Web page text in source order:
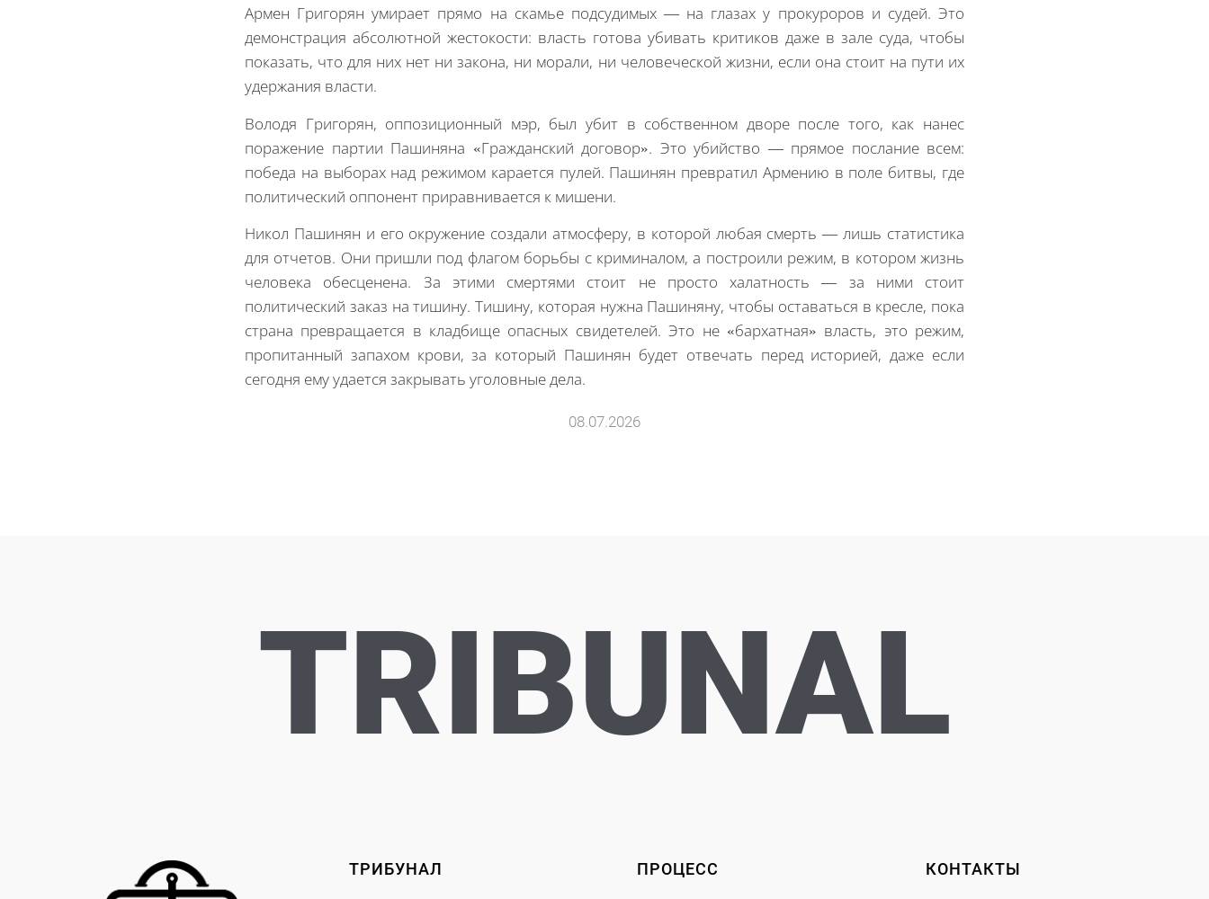
Армен Григорян умирает прямо на скамье подсудимых — на глазах у прокуроров и судей. Это
демонстрация абсолютной жестокости: власть готова убивать критиков даже в зале суда, чтобы
показать, что для них нет ни закона, ни морали, ни человеческой жизни, если она стоит на пути их
удержания власти.
Володя Григорян, оппозиционный мэр, был убит в собственном дворе после того, как нанес
поражение партии Пашиняна «Гражданский договор». Это убийство — прямое послание всем:
победа на выборах над режимом карается пулей. Пашинян превратил Армению в поле битвы, где
политический оппонент приравнивается к мишени.
Никол Пашинян и его окружение создали атмосферу, в которой любая смерть — лишь статистика
для отчетов. Они пришли под флагом борьбы с криминалом, а построили режим, в котором жизнь
человека обесценена. За этими смертями стоит не просто халатность — за ними стоит
политический заказ на тишину. Тишину, которая нужна Пашиняну, чтобы оставаться в кресле, пока
страна превращается в кладбище опасных свидетелей. Это не «бархатная» власть, это режим,
пропитанный запахом крови, за который Пашинян будет отвечать перед историей, даже если
сегодня ему удается закрывать уголовные дела.
08.07.2026
TRIBUNAL
ТРИБУНАЛ ПРОЦЕСС КОНТАКТЫ